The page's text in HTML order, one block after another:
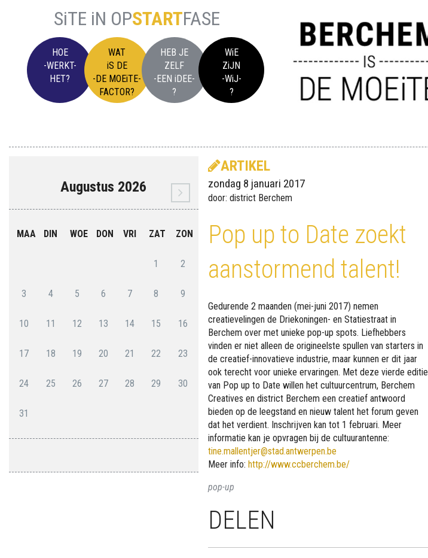
SiTE iN OPSTARTFASE
HOE
-WERKT-
HET?
WAT
iS DE
-DE MOEiTE-
FACTOR?
HEB JE
ZELF
-EEN iDEE-
?
WiE
ZiJN
-WiJ-
?
Augustus 2026
MAA DIN WOE DON VRI ZAT ZON
1 2
3 4 5 6 7 8 9
10 11 12 13 14 15 16
17 18 19 20 21 22 23
24 25 26 27 28 29 30
31
ARTIKEL
zondag 8 januari 2017
door: district Berchem
Pop up to Date zoekt
aanstormend talent!
Gedurende 2 maanden (mei-juni 2017) nemen
creatievelingen de Driekoningen- en Statiestraat in
Berchem over met unieke pop-up spots. Liefhebbers
vinden er niet alleen de origineelste spullen van starters in
de creatief-innovatieve industrie, maar kunnen er dit jaar
ook terecht voor unieke ervaringen. Met deze vierde editie
van Pop up to Date willen het cultuurcentrum, Berchem
Creatives en district Berchem een creatief antwoord
bieden op de leegstand en nieuw talent het forum geven
dat het verdient. Inschrijven kan tot 1 februari. Meer
informatie kan je opvragen bij de cultuurantenne:
tine.mallentjer@stad.antwerpen.be
Meer info: http://www.ccberchem.be/
pop-up
DELEN